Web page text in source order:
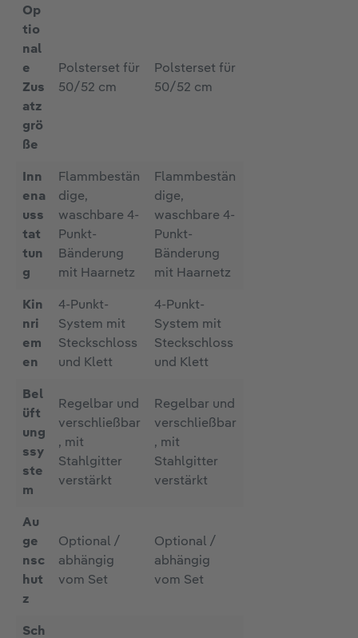
Op
tio
nal
e
Zus
atz
grö
ße
Polsterset für
50/52 cm
Polsterset für
50/52 cm
Inn
ena
uss
tat
tun
g
Flammbestän
dige,
waschbare 4-
Punkt-
Bänderung
mit Haarnetz
Flammbestän
dige,
waschbare 4-
Punkt-
Bänderung
mit Haarnetz
Kin
nri
em
en
4-Punkt-
System mit
Steckschloss
und Klett
4-Punkt-
System mit
Steckschloss
und Klett
Bel
üft
ung
ssy
ste
m
Regelbar und
verschließbar
, mit
Stahlgitter
verstärkt
Regelbar und
verschließbar
, mit
Stahlgitter
verstärkt
Au
ge
nsc
hut
z
Optional /
abhängig
vom Set
Optional /
abhängig
vom Set
Sch